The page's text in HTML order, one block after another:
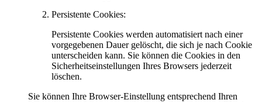
Persistente Cookies:
Persistente Cookies werden automatisiert nach einer
vorgegebenen Dauer gelöscht, die sich je nach Cookie
unterscheiden kann. Sie können die Cookies in den
Sicherheitseinstellungen Ihres Browsers jederzeit
löschen.
Sie können Ihre Browser-Einstellung entsprechend Ihren